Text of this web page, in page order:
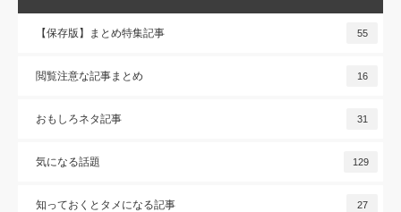
【保存版】まとめ特集記事 55
閲覧注意な記事まとめ 16
おもしろネタ記事 31
気になる話題 129
知っておくとタメになる記事 27